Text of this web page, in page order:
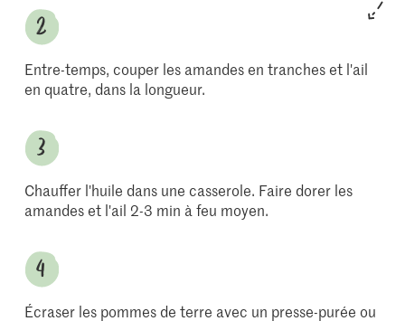
Entre-temps, couper les amandes en tranches et l'ail
en quatre, dans la longueur.
Chauffer l'huile dans une casserole. Faire dorer les
amandes et l'ail 2-3 min à feu moyen.
Écraser les pommes de terre avec un presse-purée ou